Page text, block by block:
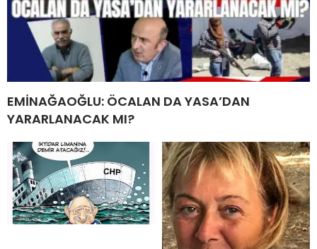
EMİNAĞAOĞLU: ÖCALAN DA YASA’DAN
YARARLANACAK MI?